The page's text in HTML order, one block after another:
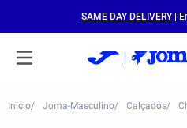
SAME DAY DELIVERY|
Joma-Masculino Calçados